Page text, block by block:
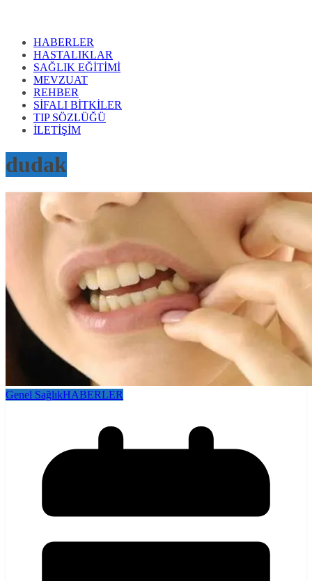
HABERLER
HASTALIKLAR
SAĞLIK EĞİTİMİ
MEVZUAT
REHBER
SİFALI BİTKİLER
TIP SÖZLÜĞÜ
İLETİŞİM
dudak
Genel SağlıkHABERLER